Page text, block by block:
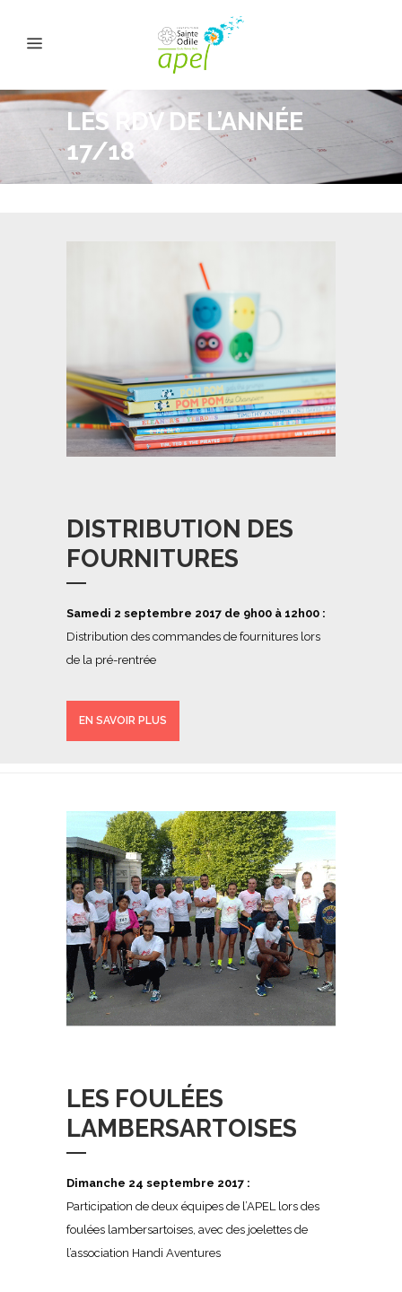
LES RDV DE L’ANNÉE
17/18
DISTRIBUTION DES
FOURNITURES
Samedi 2 septembre 2017 de 9h00 à 12h00 :
Distribution des commandes de fournitures lors
de la pré-rentrée
EN SAVOIR PLUS
LES FOULÉES
LAMBERSARTOISES
Dimanche 24 septembre 2017 :
Participation de deux équipes de l’APEL lors des
foulées lambersartoises, avec des joelettes de
l’association Handi Aventures